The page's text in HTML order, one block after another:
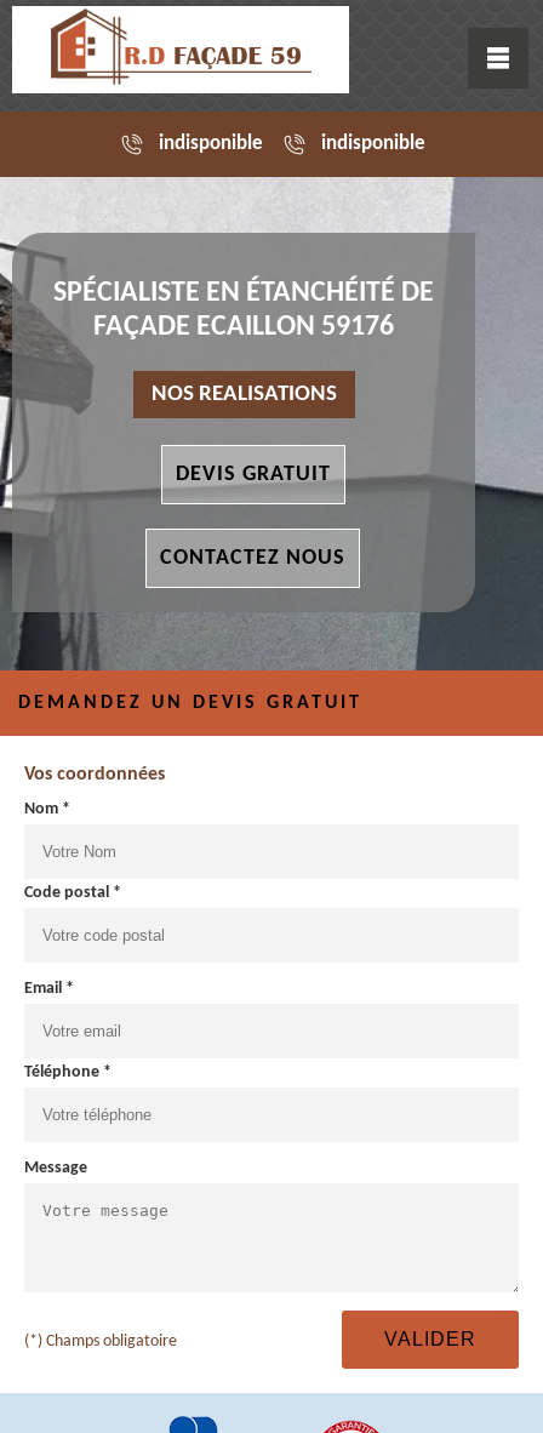
indisponible indisponible
SPÉCIALISTE EN ÉTANCHÉITÉ DE
FAÇADE ECAILLON 59176
NOS REALISATIONS
DEVIS GRATUIT
CONTACTEZ NOUS
DEMANDEZ UN DEVIS GRATUIT
Vos coordonnées
Nom *
Code postal *
Email *
Téléphone *
Message
(*) Champs obligatoire